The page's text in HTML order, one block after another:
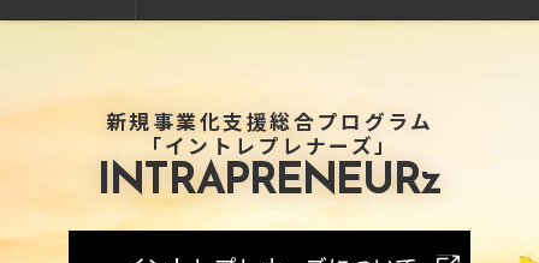
新規事業化支援総合プログラム
「イントレプレナーズ」
INTRAPRENEURz